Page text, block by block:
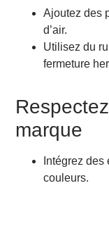
Ajoutez des
d’air.
Utilisez du
fermeture
marque
Intégrez
couleurs.